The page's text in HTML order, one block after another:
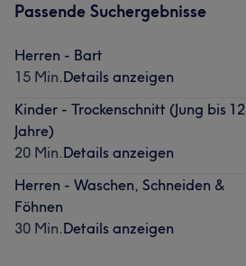
Passende Suchergebnisse
Herren - Bart
15 Min.Details anzeigen
Kinder - Trockenschnitt (Jung bis 12
Jahre)
20 Min.Details anzeigen
Herren - Waschen, Schneiden &
Föhnen
30 Min.Details anzeigen